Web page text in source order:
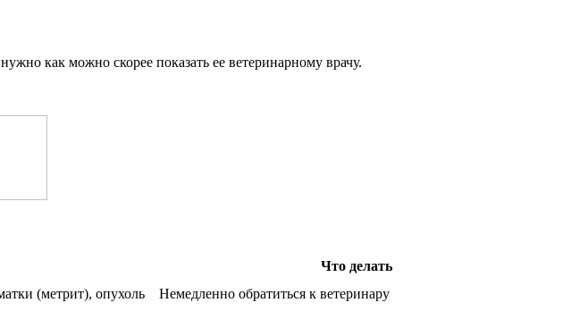
как можно скорее показать ее ветеринарному врачу.
Что делать
(метрит), опухоль
Немедленно обратиться к ветеринару